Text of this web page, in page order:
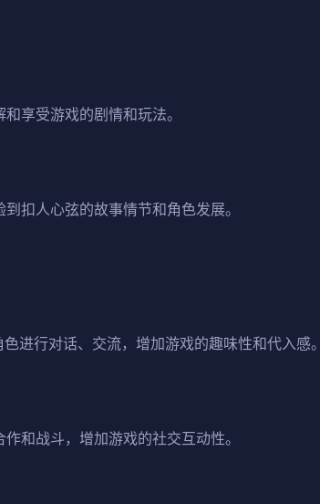
享受游戏的剧情和玩法。
扣人心弦的故事情节和角色发展。
进行对话、交流，增加游戏的趣味性和代入感。
和战斗，增加游戏的社交互动性。